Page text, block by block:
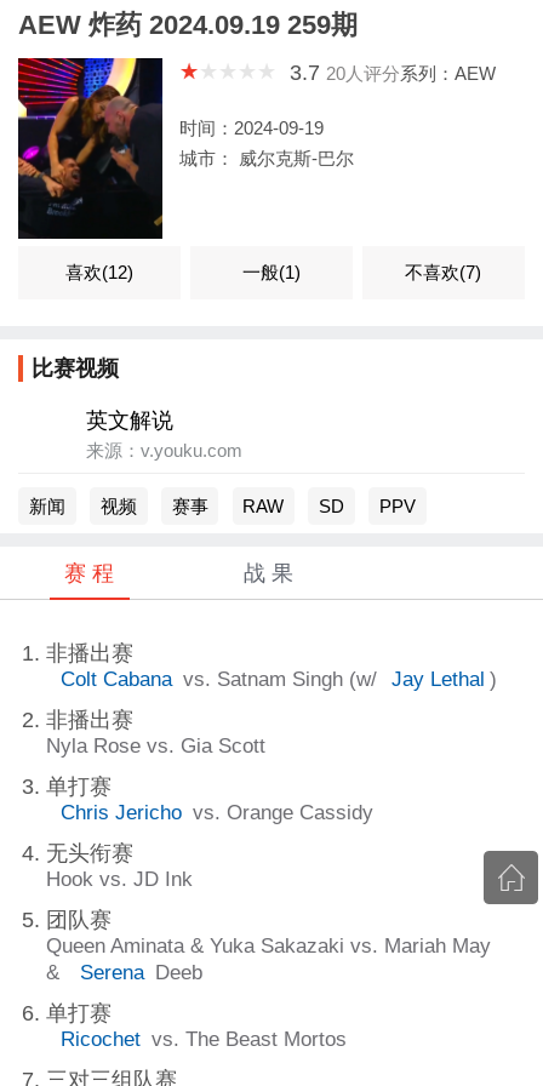
AEW 炸药 2024.09.19 259期
3.7 20人评分系列：AEW
时间：2024-09-19
城市： 威尔克斯-巴尔
喜欢(12) 一般(1) 不喜欢(7)
比赛视频
英文解说
来源：v.youku.com
新闻 视频 赛事 RAW SD PPV
赛 程 战 果
非播出赛
Colt Cabana vs. Satnam Singh (w/ Jay Lethal )
非播出赛
Nyla Rose vs. Gia Scott
单打赛
Chris Jericho vs. Orange Cassidy
无头衔赛
Hook vs. JD Ink
团队赛
Queen Aminata & Yuka Sakazaki vs. Mariah May
&
Serena Deeb
单打赛
Ricochet vs. The Beast Mortos
三对三组队赛